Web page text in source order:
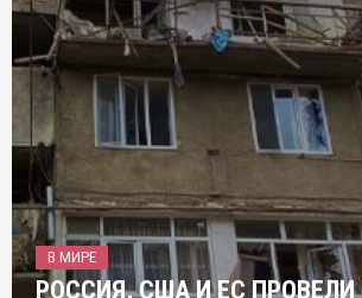
В МИРЕ
РОССИЯ, США И ЕС ПРОВЕЛИ